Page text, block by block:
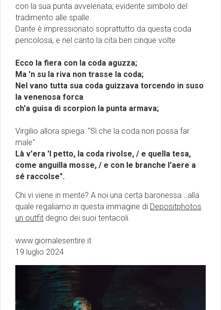
con la sua punta avvelenata; evidente simbolo del
tradimento alle spalle.
Dante è impressionato soprattutto da questa coda
pericolosa, e nel canto la cita ben cinque volte
Ecco la fiera con la coda aguzza;
Ma 'n su la riva non trasse la coda;
Nel vano tutta sua coda guizzava torcendo in suso
la venenosa forca
ch'a guisa di scorpion la punta armava;
Virgilio allora spiega: "Sì che la coda non possa far
male"
Là v'era 'l petto, la coda rivolse, / e quella tesa,
come anguilla mosse, / e con le branche l'aere a
sé raccolse".
Chi vi viene in mente? A noi una certa baronessa...alla
quale regaliamo in questa immagine di Depositphotos
un outfit degno dei suoi tentacoli.
www.giornalesentire.it
19 luglio 2024